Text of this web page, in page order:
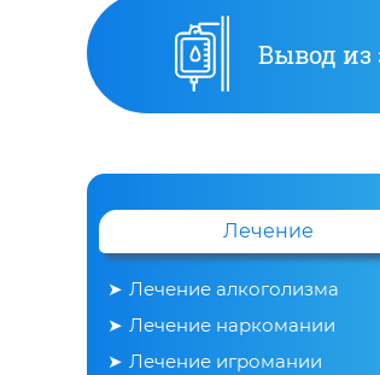
Вывод из
Лечение
Лечение алкоголизма
Лечение наркомании
Лечение игромании